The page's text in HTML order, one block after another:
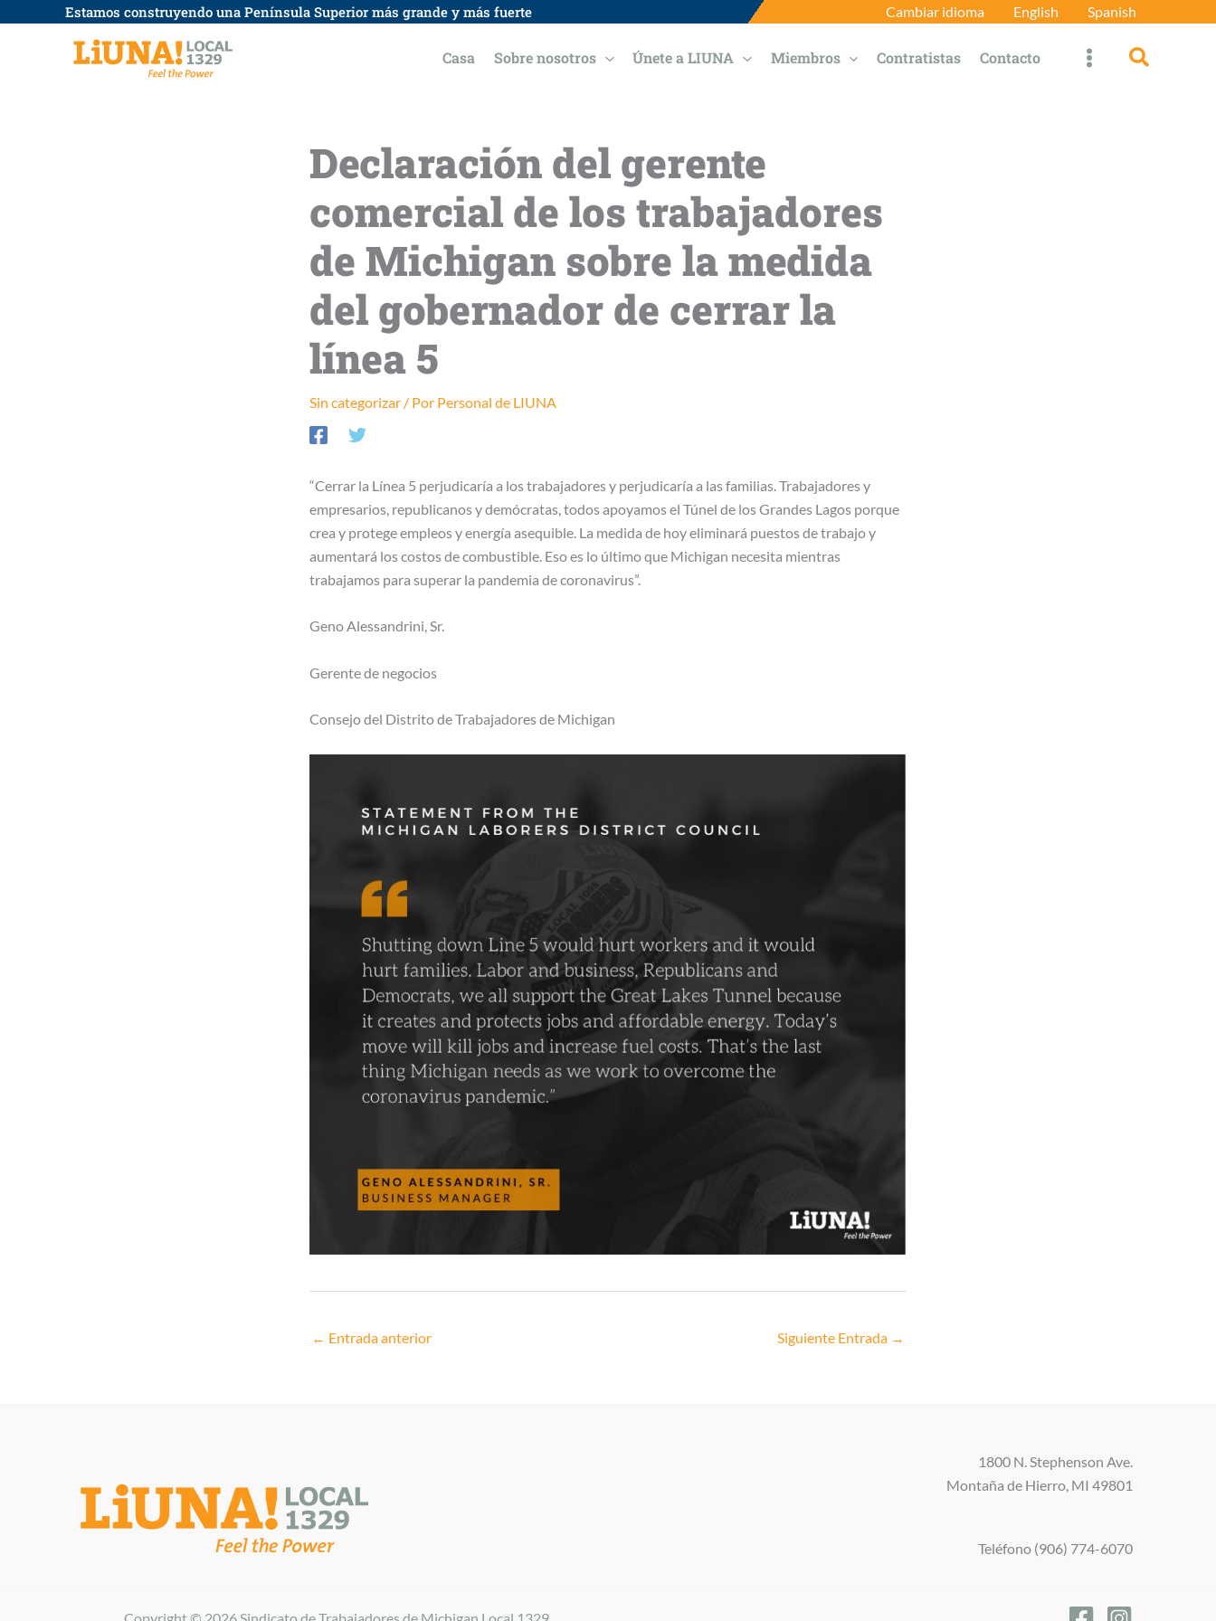
Estamos construyendo una Península Superior más grande y más fuerte Cambiar idioma English Spanish
Casa Sobre nosotros Únete a LIUNA Miembros Contratistas Contacto
Declaración del gerente
comercial de los trabajadores
de Michigan sobre la medida
del gobernador de cerrar la
línea 5
Sin categorizar / Por Personal de LIUNA
“Cerrar la Línea 5 perjudicaría a los trabajadores y perjudicaría a las familias. Trabajadores y
empresarios, republicanos y demócratas, todos apoyamos el Túnel de los Grandes Lagos porque
crea y protege empleos y energía asequible. La medida de hoy eliminará puestos de trabajo y
aumentará los costos de combustible. Eso es lo último que Michigan necesita mientras
trabajamos para superar la pandemia de coronavirus”.
Geno Alessandrini, Sr.
Gerente de negocios
Consejo del Distrito de Trabajadores de Michigan
← Entrada anterior Siguiente Entrada →
1800 N. Stephenson Ave.
Montaña de Hierro, MI 49801
Teléfono (906) 774-6070